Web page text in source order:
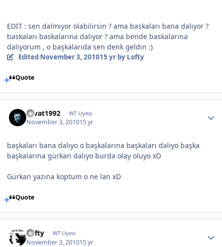
EDİT : sen dalmıyor olabilirsin ? ama baskaları bana dalıyor ?
baskaları baskalarına dalıyor ? ama bende baskalarına
dalıyorum , o başkalarıda sen denk geldin :)
Edited November 3, 201015 yrby Lofty
Quote
cevat1992 WT Uyesi
November 3, 201015 yr
başkaları bana dalıyo o başkalarına başkaları dalıyo başka
başkalarına gürkan dalıyo burda olay oluyo xD
Gürkan yazına koptum o ne lan xD
Quote
Lofty WT Uyesi
November 3, 201015 yr